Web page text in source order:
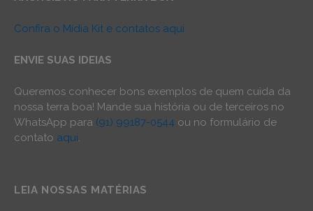
Confira o Mídia Kit e contatos aqui
ENVIE SUAS IDEIAS
Queremos conhecer bons exemplos de quem cuida da
nossa terra boa! Mande sua história ou de terceiros no
WhatsApp para (91) 99187-0544 ou no formulário de
contato aqui.
LEIA NOSSAS MATÉRIAS